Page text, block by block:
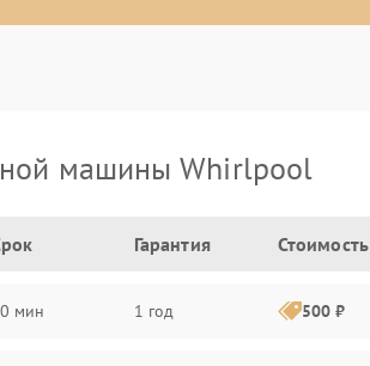
машины Whirlpool
Гарантия Стоимость
мин 1 год 500 ₽